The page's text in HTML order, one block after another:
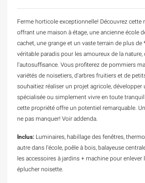
Ferme horticole exceptionnelle! Découvrez cette
offrant une maison à étage, une ancienne école
cachet, une grange et un vaste terrain de plus de
véritable paradis pour les amoureux de la nature,
l'autosuffisance. Vous profiterez de pommiers
variétés de noisetiers, d'arbres fruitiers et de
souhaitiez réaliser un projet agricole, développer
spécialisée ou simplement vivre en toute
cette propriété offre un potentiel remarquable.
ne pas manquer! Voir addenda.
Inclus: Luminaires, habillage des fenêtres,
autre dans l'école, poêle à bois, balayeuse
les accessoires à jardins + machine pour
éplucher noisette.